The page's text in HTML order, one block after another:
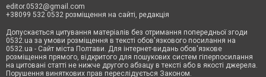
editor.0532@gmail.com
+38099 532 0532 розміщення на сайті, редакція
Допускається цитування матеріалів без отримання попередньої згоди
0532.ua за умови розміщення в тексті обов'язкового посилання на
0532.ua - Сайт міста Полтави. Для інтернет-видань обов'язкове
розміщення прямого, відкритого для пошукових систем гіперпосилання
на цитовані статті не нижче другого абзацу в тексті або в якості джерела.
Порушення виняткових прав переслідується Законом.